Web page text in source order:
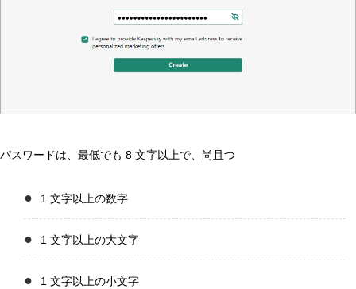
パスワードは、最低でも 8 文字以上で、尚且つ
1 文字以上の数字
1 文字以上の大文字
1 文字以上の小文字